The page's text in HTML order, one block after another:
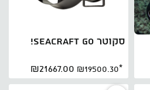
סקוטר SEACRAFT GO!
*
₪19500.30
₪21667.00